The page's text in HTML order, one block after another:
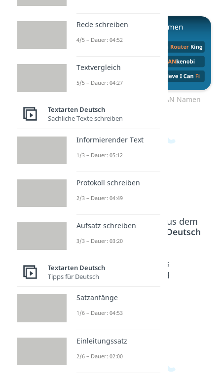
Zum Video: Lustige WLAN Namen
zur Videoseite: Lustige
Beliebte Inhalte aus dem
BereichTextarten Deutsch
Gute
Besseru
Wünsch
e
Dauer:
Beileids
bekund
Rede schreiben
4/5 – Dauer: 04:52
Textvergleich
5/5 – Dauer: 04:27
Textarten Deutsch
Sachliche Texte schreiben
Informierender Text
1/3 – Dauer: 05:12
Protokoll schreiben
2/3 – Dauer: 04:49
Aufsatz schreiben
3/3 – Dauer: 03:20
Textarten Deutsch
Tipps für Deutsch
Satzanfänge
1/6 – Dauer: 04:53
Einleitungssatz
2/6 – Dauer: 02:00